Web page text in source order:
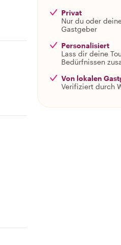
Privat
Nur du oder
Gastgeber
Personalisiert
Lass dir deine
Bedürfnissen
Von lokalen
Verifiziert durch